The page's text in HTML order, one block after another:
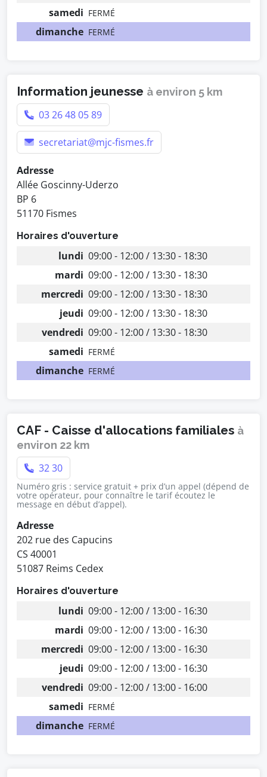
samedi FERMÉ
dimanche FERMÉ
Information jeunesse à environ 5 km
03 26 48 05 89
secretariat@mjc-fismes.fr
Adresse
Allée Goscinny-Uderzo
BP 6
51170 Fismes
Horaires d'ouverture
lundi 09:00 - 12:00 / 13:30 - 18:30
mardi 09:00 - 12:00 / 13:30 - 18:30
mercredi 09:00 - 12:00 / 13:30 - 18:30
jeudi 09:00 - 12:00 / 13:30 - 18:30
vendredi 09:00 - 12:00 / 13:30 - 18:30
samedi FERMÉ
dimanche FERMÉ
CAF - Caisse d'allocations familiales à
environ 22 km
32 30
Numéro gris : service gratuit + prix d’un appel (dépend de
votre opérateur, pour connaître le tarif écoutez le
message en début d’appel).
Adresse
202 rue des Capucins
CS 40001
51087 Reims Cedex
Horaires d'ouverture
lundi 09:00 - 12:00 / 13:00 - 16:30
mardi 09:00 - 12:00 / 13:00 - 16:30
mercredi 09:00 - 12:00 / 13:00 - 16:30
jeudi 09:00 - 12:00 / 13:00 - 16:30
vendredi 09:00 - 12:00 / 13:00 - 16:00
samedi FERMÉ
dimanche FERMÉ